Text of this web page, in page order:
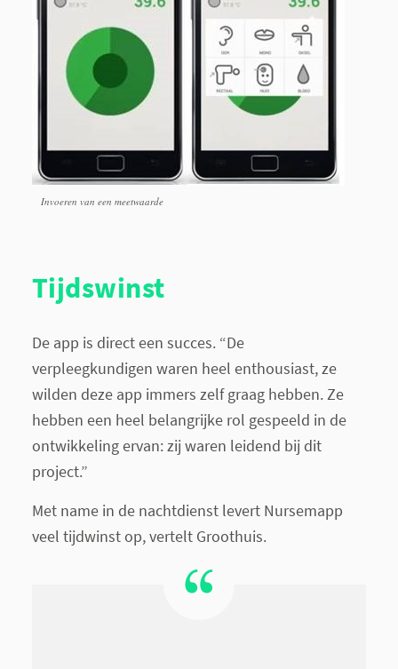
Invoeren van een meetwaarde
Tijdswinst
De app is direct een succes. “De
verpleegkundigen waren heel enthousiast, ze
wilden deze app immers zelf graag hebben. Ze
hebben een heel belangrijke rol gespeeld in de
ontwikkeling ervan: zij waren leidend bij dit
project.”
Met name in de nachtdienst levert Nursemapp
veel tijdwinst op, vertelt Groothuis.